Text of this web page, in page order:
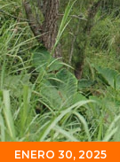
ENERO 30, 2025